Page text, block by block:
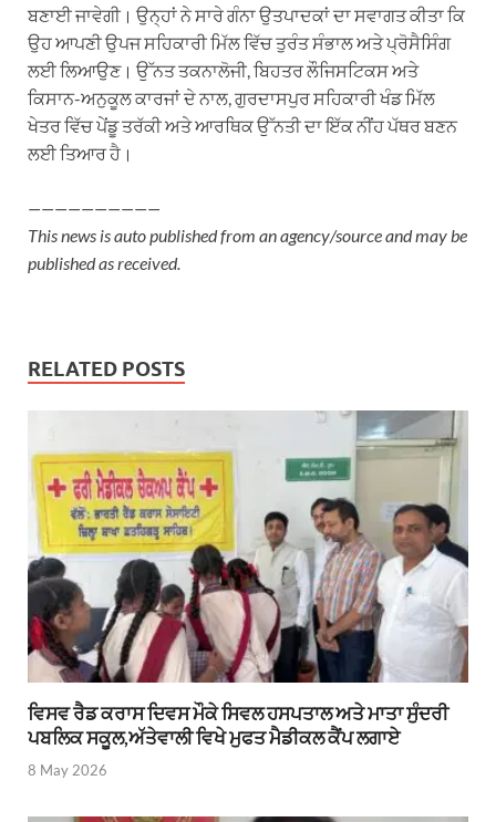
ਬਣਾਈ ਜਾਵੇਗੀ। ਉਨ੍ਹਾਂ ਨੇ ਸਾਰੇ ਗੰਨਾ ਉਤਪਾਦਕਾਂ ਦਾ ਸਵਾਗਤ ਕੀਤਾ ਕਿ
ਉਹ ਆਪਣੀ ਉਪਜ ਸਹਿਕਾਰੀ ਮਿੱਲ ਵਿੱਚ ਤੁਰੰਤ ਸੰਭਾਲ ਅਤੇ ਪ੍ਰੋਸੈਸਿੰਗ
ਲਈ ਲਿਆਉਣ। ਉੱਨਤ ਤਕਨਾਲੋਜੀ, ਬਿਹਤਰ ਲੌਜਿਸਟਿਕਸ ਅਤੇ
ਕਿਸਾਨ-ਅਨੁਕੂਲ ਕਾਰਜਾਂ ਦੇ ਨਾਲ, ਗੁਰਦਾਸਪੁਰ ਸਹਿਕਾਰੀ ਖੰਡ ਮਿੱਲ
ਖੇਤਰ ਵਿੱਚ ਪੇਂਡੂ ਤਰੱਕੀ ਅਤੇ ਆਰਥਿਕ ਉੱਨਤੀ ਦਾ ਇੱਕ ਨੀਂਹ ਪੱਥਰ ਬਣਨ
ਲਈ ਤਿਆਰ ਹੈ।
——————————
This news is auto published from an agency/source and may be
published as received.
RELATED POSTS
ਵਿਸਵ ਰੈਡ ਕਰਾਸ ਦਿਵਸ ਮੌਕੇ ਸਿਵਲ ਹਸਪਤਾਲ ਅਤੇ ਮਾਤਾ ਸੁੰਦਰੀ
ਪਬਲਿਕ ਸਕੂਲ,ਅੱਤੇਵਾਲੀ ਵਿਖੇ ਮੁਫਤ ਮੈਡੀਕਲ ਕੈਂਪ ਲਗਾਏ
8 May 2026